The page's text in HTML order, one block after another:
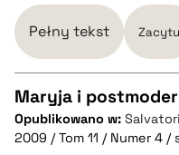
pobierz cytat
Pełny tekst
CZYSTY TEKST
Maryja i
Opublikowano w:
2009 / Tom 11 / Numer 4 /